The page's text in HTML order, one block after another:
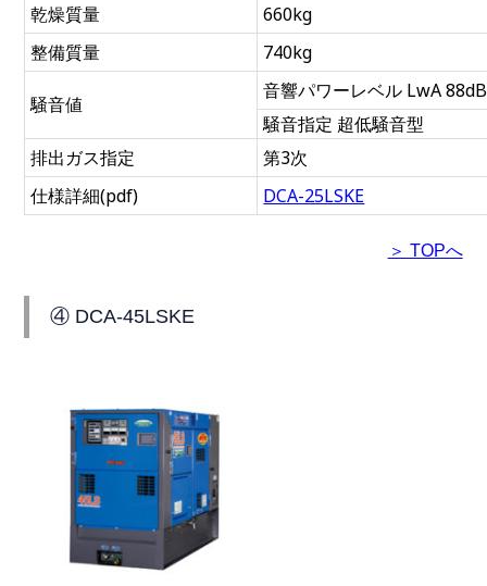
乾燥質量
660kg
整備質量
740kg
騒音値
音響パワーレベル LwA 88dB
騒音指定 超低騒音型
排出ガス指定
第3次
仕様詳細(pdf)
DCA-25LSKE
＞ TOPへ
④ DCA-45LSKE